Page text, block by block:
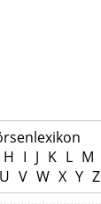
H I J K L M
U V W X Y Z